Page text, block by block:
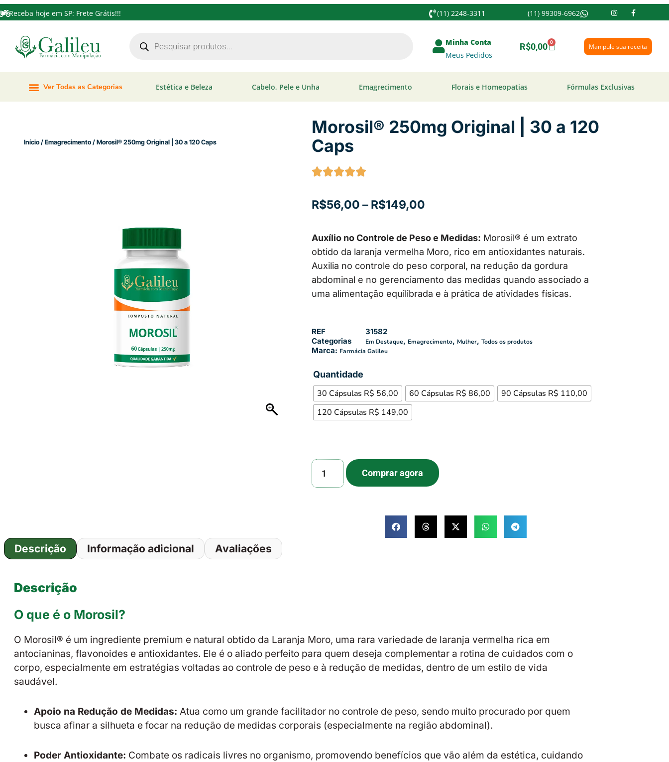
Receba hoje em SP: Frete Grátis!!! (11) 2248-3311 (11) 99309-6962
Minha Conta
Meus Pedidos
R$0,00 0 Manipule sua receita
Ver Todas as Categorias Estética e Beleza Cabelo, Pele e Unha Emagrecimento Florais e Homeopatias Fórmulas Exclusivas
Morosil® 250mg Original | 30 a 120
Caps
R$56,00 – R$149,00
Auxílio no Controle de Peso e Medidas: Morosil® é um extrato
obtido da laranja vermelha Moro, rico em antioxidantes naturais.
Auxilia no controle do peso corporal, na redução da gordura
abdominal e no gerenciamento das medidas quando associado a
uma alimentação equilibrada e à prática de atividades físicas.
REF
31582
Categorias
Em Destaque, Emagrecimento, Mulher, Todos os produtos
Marca: Farmácia Galileu
Quantidade
30 Cápsulas R$ 56,00 60 Cápsulas R$ 86,00
90 Cápsulas R$ 110,00
120 Cápsulas R$ 149,00
Comprar agora
Descrição Informação adicional Avaliações
Descrição
O que é o Morosil?
O Morosil® é um ingrediente premium e natural obtido da Laranja Moro, uma rara variedade de laranja vermelha rica em
antocianinas, flavonoides e antioxidantes. Ele é o aliado perfeito para quem deseja complementar a rotina de cuidados com o
corpo, especialmente em estratégias voltadas ao controle de peso e à redução de medidas, dentro de um estilo de vida
saudável.
Apoio na Redução de Medidas: Atua como um grande facilitador no controle de peso, sendo muito procurado por quem
busca afinar a silhueta e focar na redução de medidas corporais (especialmente na região abdominal).
Poder Antioxidante: Combate os radicais livres no organismo, promovendo benefícios que vão além da estética, cuidando